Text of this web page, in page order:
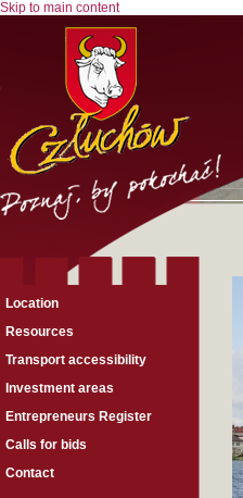
Skip to main content
Location
Resources
Transport accessibility
Investment areas
Entrepreneurs Register
Calls for bids
Contact